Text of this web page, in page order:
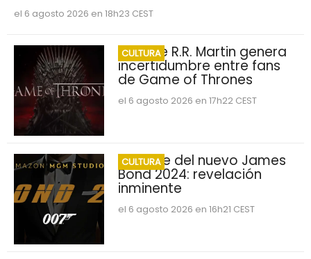
el 6 agosto 2026 en 18h23 CEST
CULTURA
George R.R. Martin genera
incertidumbre entre fans
de Game of Thrones
el 6 agosto 2026 en 17h22 CEST
CULTURA
Nombre del nuevo James
Bond 2024: revelación
inminente
el 6 agosto 2026 en 16h21 CEST